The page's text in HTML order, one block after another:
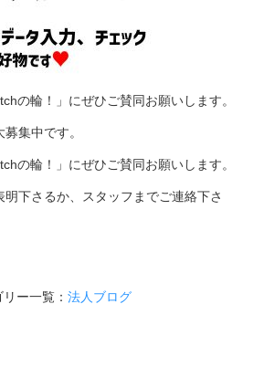
の輪！」にぜひご賛同お願いします。
集中です。
の輪！」にぜひご賛同お願いします。
下さるか、スタッフまでご連絡下さ
ー一覧： 法人ブログ